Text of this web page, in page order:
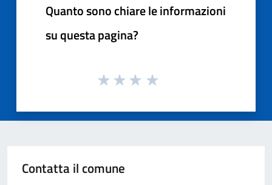
Quanto sono chiare le informazioni
su questa pagina?
Contatta il comune